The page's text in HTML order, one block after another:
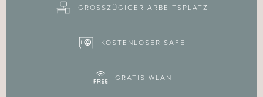
GROSSZÜGIGER ARBEITSPLATZ
KOSTENLOSER SAFE
GRATIS WLAN